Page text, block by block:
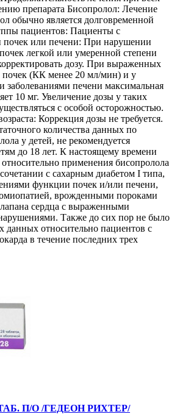
препарата Бисопролол: Лечение
обычно является долговременной
пациентов: Пациенты с
или печени: При нарушении
легкой или умеренной степени
дозу. При выраженных
(КК менее 20 мл/мин) и у
заболеваниями печени максимальная
10 мг. Увеличение дозы у таких
с особой осторожностью.
Коррекция дозы не требуется.
количества данных по
у детей, не рекомендуется
до 18 лет. К настоящему времени
применения бисопролола
с сахарным диабетом I типа,
функции почек и/или печени,
врожденными пороками
сердца с выраженными
Также до сих пор не было
данных относительно пациентов с
в течение последних трех
П/О /ГЕДЕОН РИХТЕР/